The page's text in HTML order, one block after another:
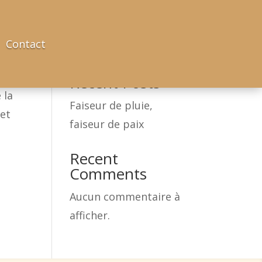
Contact
la
Recent Posts
Faiseur de pluie,
faiseur de paix
Recent
Comments
Aucun commentaire à
afficher.